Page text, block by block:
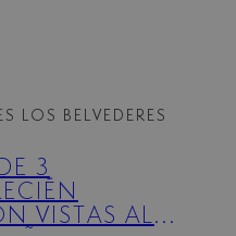
LOS BELVEDERES
3
VISTAS AL